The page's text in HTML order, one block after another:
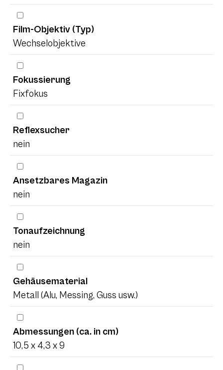
Film-Objektiv (Typ)
Wechselobjektive
Fokussierung
Fixfokus
Reflexsucher
nein
Ansetzbares Magazin
nein
Tonaufzeichnung
nein
Gehäusematerial
Metall (Alu, Messing, Guss usw.)
Abmessungen (ca. in cm)
10,5 x 4,3 x 9